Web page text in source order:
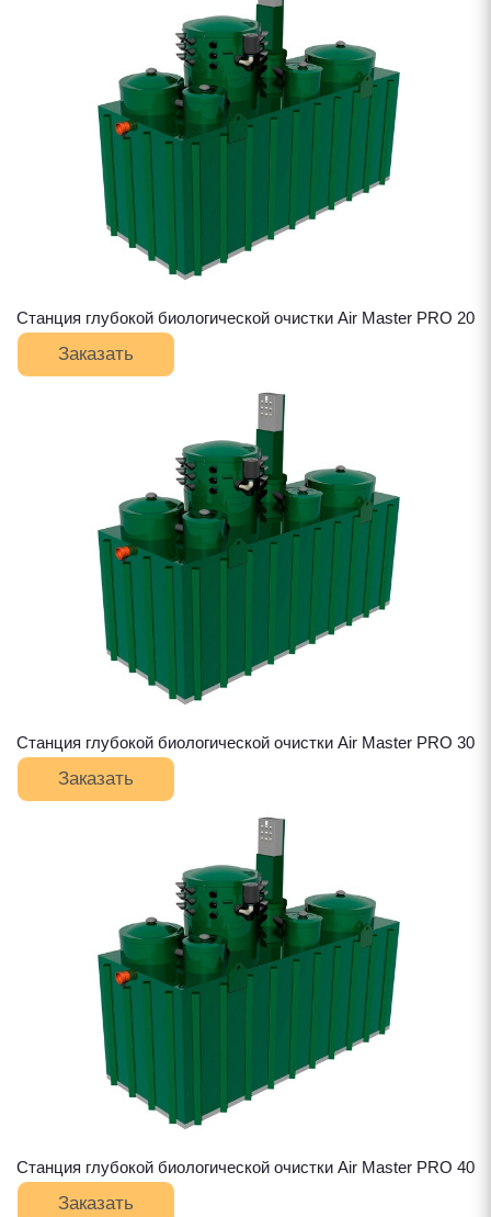
Станция глубокой биологической очистки Air Master PRO 20
Заказать
Станция глубокой биологической очистки Air Master PRO 30
Заказать
Станция глубокой биологической очистки Air Master PRO 40
Заказать